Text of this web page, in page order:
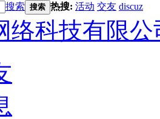
搜索 搜索 热搜: 活动 交友 discuz
络科技有限公